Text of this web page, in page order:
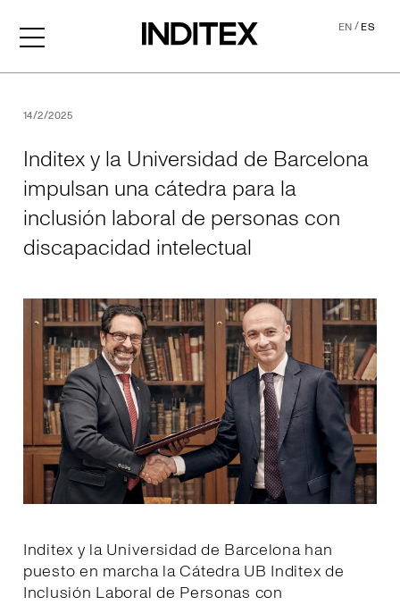
EN/ES
14/2/2025
Inditex y la Universidad de Barcelona
impulsan una cátedra para la
inclusión laboral de personas con
discapacidad intelectual
Inditex y la Universidad de Barcelona han
puesto en marcha la Cátedra UB Inditex de
Inclusión Laboral de Personas con